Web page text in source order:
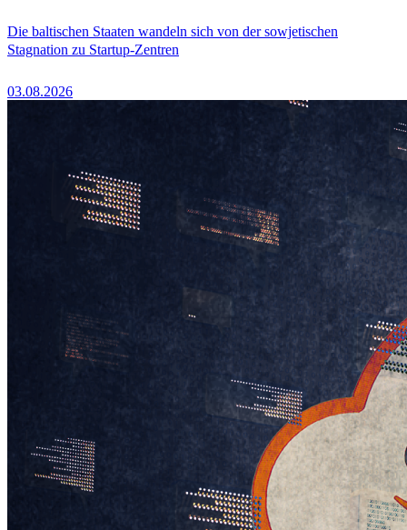
Die baltischen Staaten wandeln sich von der sowjetischen
Stagnation zu Startup-Zentren
03.08.2026